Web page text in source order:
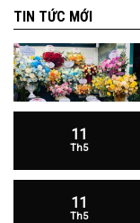
TIN TỨC MỚI
11
Th5
11
Th5